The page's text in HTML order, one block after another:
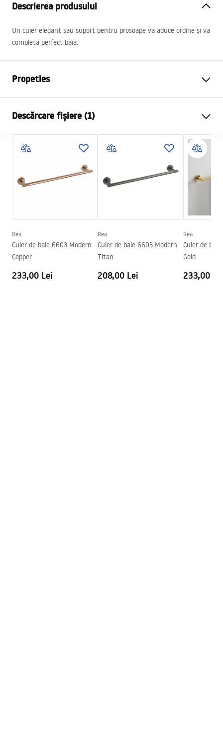
Descrierea produsului
Un cuier elegant sau suport pentru prosoape va aduce ordine și va
completa perfect baia.
Propeties
Material
Metodă de montaj
Cu șuruburi
Latime
615
Adâncime
75mm
Descărcare fișiere (1)
Condiții de garanție
Rea
Cuier de baie 6603 Modern
Copper
233,00 Lei
Rea
Cuier de baie 6603 Modern
Titan
208,00 Lei
Rea
Cuier de
Gold
233,00